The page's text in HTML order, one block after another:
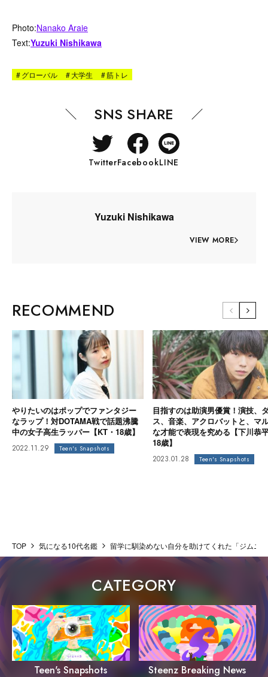
Photo:Nanako Araie
Text:Yuzuki Nishikawa
#グローバル #大学生 #筋トレ
SNS SHARE
TwitterFacebookLINE
Yuzuki Nishikawa
VIEW MORE
RECOMMEND
やりたいのはポップでファンタジー
なラップ！対DOTAMA戦で話題沸騰
中の女子高生ラッパー【KT・18歳】
2022.11.29 Teen's Snapshots
目指すのは助演男優賞！演技、
ス、音楽、アクロバットと、マ
な才能で表現を究める【下川恭
18歳】
2023.01.28 Teen's Snapshots
TOP 気になる10代名鑑 留学に馴染めない自分を助けてくれた「ジムニ
CATEGORY
Teen's Snapshots Steenz Breaking News